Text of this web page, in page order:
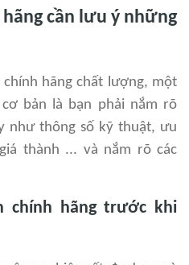
cần lưu ý những
hãng chất lượng, một
bản là bạn phải nắm rõ
như thông số kỹ thuật, ưu
thành ... và nắm rõ các
chính hãng trước khi